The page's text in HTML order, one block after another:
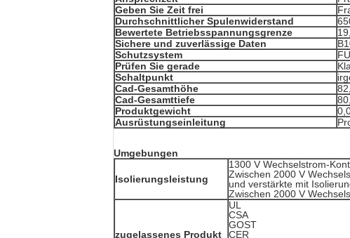
Geben Sie Zeit frei
Durchschnittlicher Spulenwiderstand
Bewertete Betriebsspannungsgrenze
Sichere und zuverlässige Daten
Schutzsystem
Prüfen Sie gerade
Schaltpunkt
Cad-Gesamthöhe
Cad-Gesamttiefe
Produktgewicht
Ausrüstungseinleitung
Umgebungen
Isolierungsleistung
1300 V Wechselstrom-
Zwischen 2000 V
und verstärkte mit
Zwischen 2000 V
zugelassenes Produkt
UL
CSA
GOST
CER